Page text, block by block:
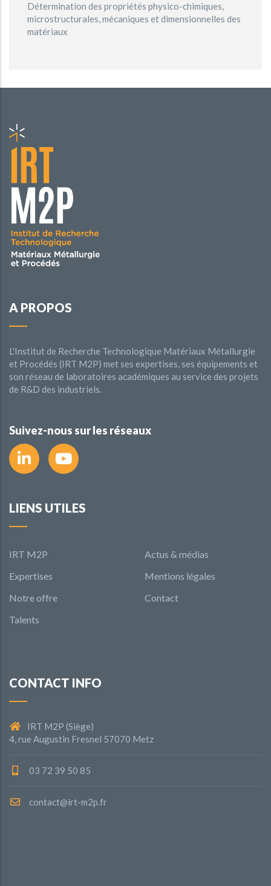
Détermination des propriétés physico-chimiques,
microstructurales, mécaniques et dimensionnelles des
matériaux
A PROPOS
L'Institut de Recherche Technologique Matériaux Métallurgie
et Procédés (IRT M2P) met ses expertises, ses équipements et
son réseau de laboratoires académiques au service des projets
de R&D des industriels.
Suivez-nous sur les réseaux
LIENS UTILES
IRT M2P
Expertises
Notre offre
Talents
Actus & médias
Mentions légales
Contact
CONTACT INFO
IRT M2P (Siège)
4, rue Augustin Fresnel 57070 Metz
03 72 39 50 85
contact@irt-m2p.fr